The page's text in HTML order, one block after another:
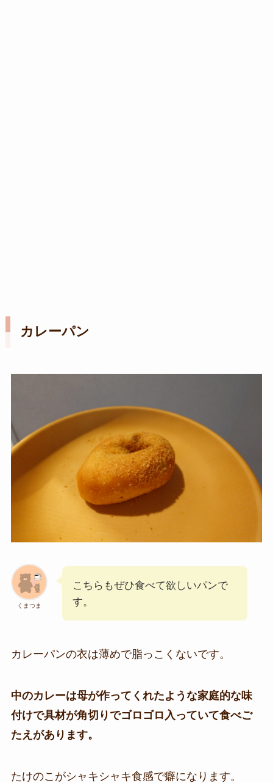
カレーパン
くまつま
こちらもぜひ食べて欲しいパンで
す。
カレーパンの衣は薄めで脂っこくないです。
中のカレーは母が作ってくれたような家庭的な味
付けで具材が角切りでゴロゴロ入っていて食べご
たえがあります。
たけのこがシャキシャキ食感で癖になります。